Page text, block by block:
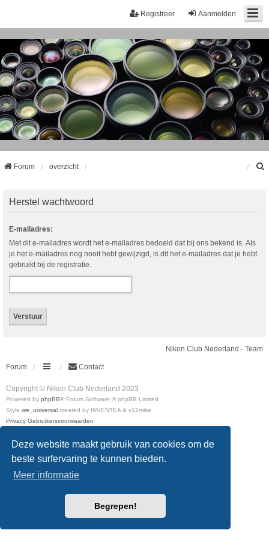
Deze website maakt gebruik van cookies om de
beste surfervaring te kunnen bieden.
Meer informatie
Begrepen!
Aanmelden
Registreer
Forum overzicht
Herstel wachtwoord
E-mailadres:
Met dit e-mailadres wordt het e-mailadres bedoeld dat bij ons bekend is. Als
je het e-mailadres nog nooit hebt gewijzigd, is dit het e-mailadres dat je hebt
gebruikt bij de registratie.
Nikon Club Nederland - Team
Forum Contact
Copyright © Nikon Club Nederland 2023
Powered by phpBB® Forum Software © phpBB Limited
Style we_universal created by INVENTEA & v12mike
Privacy Gebruikersvoorwaarden